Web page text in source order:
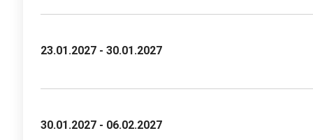
23.01.2027 - 30.01.2027
30.01.2027 - 06.02.2027